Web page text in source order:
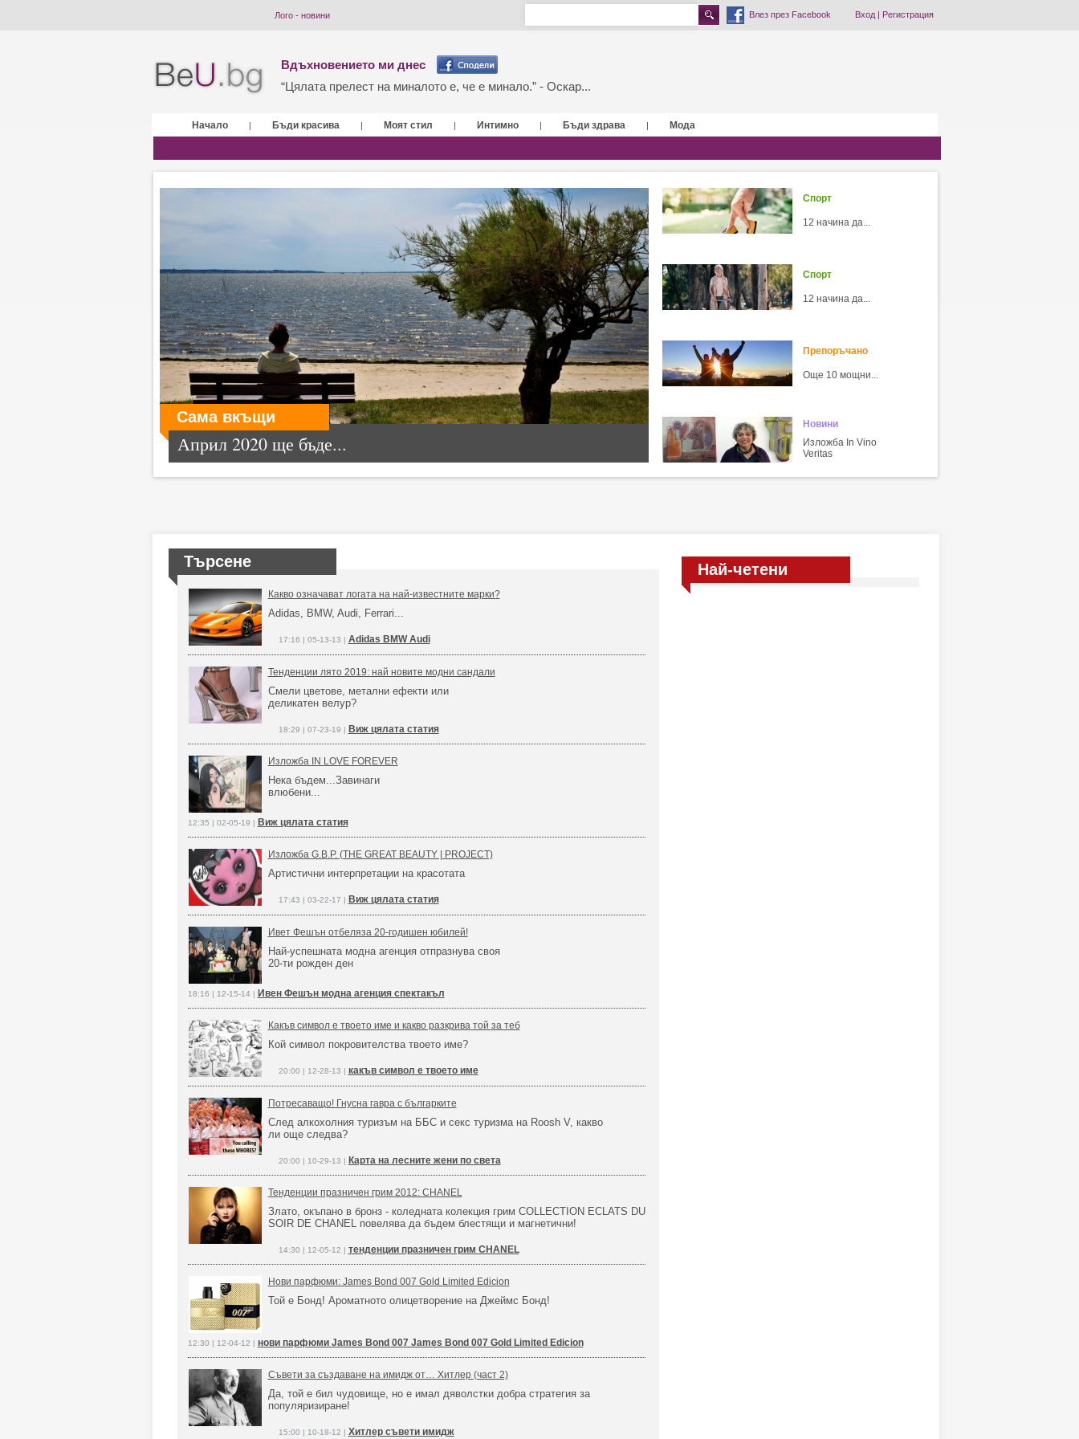
Лого - новини Влез през Facebook Вход| Регистрация
Вдъхновението ми днес
“Цялата прелест на миналото е, че е минало.” - Оскар...
Начало | Бъди красива | Моят стил | Интимно | Бъди здрава | Мода
Сама вкъщи
Април 2020 ще бъде...
Спорт
12 начина да...
Спорт
12 начина да...
Препоръчано
Още 10 мощни...
Новини
Изложба In Vino
Veritas
Търсене
Какво означават логата на най-известните марки?
Adidas, BMW, Audi, Ferrari...
17:16 | 05-13-13 | Adidas BMW Audi
Тенденции лято 2019: най новите модни сандали
Смели цветове, метални ефекти или
деликатен велур?
18:29 | 07-23-19 | Виж цялата статия
Изложба IN LOVE FOREVER
Нека бъдем...Завинаги
влюбени...
12:35 | 02-05-19 | Виж цялата статия
Изложба G.B.P. (THE GREAT BEAUTY | PROJECT)
Артистични интерпретации на красотата
17:43 | 03-22-17 | Виж цялата статия
Ивет Фешън отбеляза 20-годишен юбилей!
Най-успешната модна агенция отпразнува своя
20-ти рожден ден
18:16 | 12-15-14 | Ивен Фешън модна агенция спектакъл
Какъв символ е твоето име и какво разкрива той за теб
Кой символ покровителства твоето име?
20:00 | 12-28-13 | какъв символ е твоето име
Потресаващо! Гнусна гавра с българките
След алкохолния туризъм на ББС и секс туризма на Roosh V, какво
ли още следва?
20:00 | 10-29-13 | Карта на лесните жени по света
Тенденции празничен грим 2012: CHANEL
Злато, окъпано в бронз - коледната колекция грим COLLECTION ECLATS DU
SOIR DE CHANEL повелява да бъдем блестящи и магнетични!
14:30 | 12-05-12 | тенденции празничен грим CHANEL
Нови парфюми: James Bond 007 Gold Limited Edicion
Той е Бонд! Ароматното олицетворение на Джеймс Бонд!
12:30 | 12-04-12 | нови парфюми James Bond 007 James Bond 007 Gold Limited Edicion
Съвети за създаване на имидж от… Хитлер (част 2)
Да, той е бил чудовище, но е имал дяволстки добра стратегия за
популяризиране!
15:00 | 10-18-12 | Хитлер съвети имидж
Най-четени